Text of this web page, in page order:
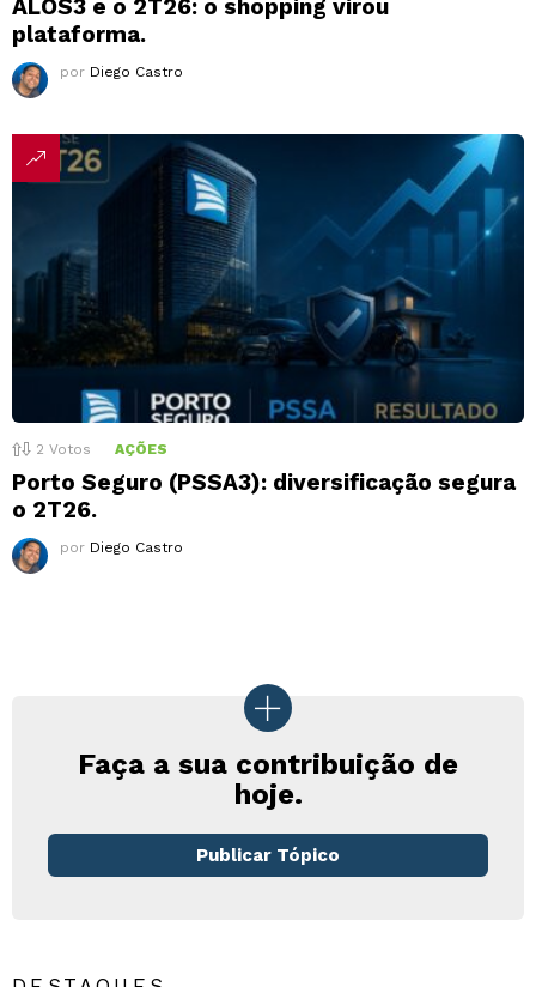
ALOS3 e o 2T26: o shopping virou
plataforma.
por Diego Castro
2 Votos AÇÕES
Porto Seguro (PSSA3): diversificação segura
o 2T26.
por Diego Castro
Faça a sua contribuição de
hoje.
Publicar Tópico